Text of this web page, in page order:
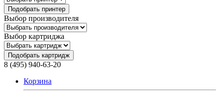
Подобрать принтер
Выбор производителя
Выбор картриджа
Подобрать картридж
8 (495) 940-63-20
Корзина